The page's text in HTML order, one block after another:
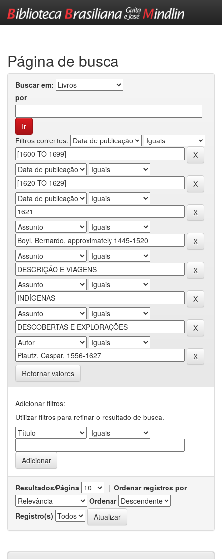
Página de busca
Buscar em:
por
Filtros correntes:
Retornar valores
Adicionar filtros:
Utilizar filtros para refinar o resultado de busca.
Resultados/Página | Ordenar registros por
Ordenar
Registro(s)